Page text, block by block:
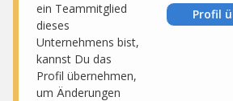
ein Teammitglied
dieses
Unternehmens bist,
kannst Du das
Profil übernehmen,
um Änderungen
Profil